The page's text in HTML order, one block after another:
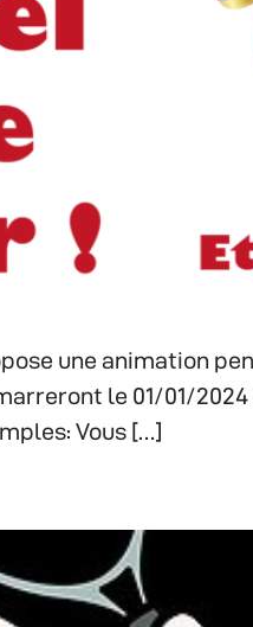
une animation
le 01/01/
Vous […]